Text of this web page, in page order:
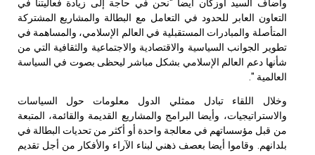
وأضاف السيد أوزكان أيضا "نحن في حاجة إلى زيادة فعاليتنا في
التعاون العابر للحدود في التعامل مع البطالة والمشاريع المشتركة
المتأصلة والمبادرات المستقبلية في العالم الإسلامي، والمساهمة في
تطوير الجوانب السياسية والاقتصادية والاجتماعية والثقافية التي من
شأنها دعم العالم الإسلامي بشكل مباشر ليحظى بصوت في السياسة
العالمية ".
وخلال اللقاء تبادل ممثلي الدول معلومات حول السياسات
والاستراتيجيات، وأيضا البرامج والمشاريع القديمة والقائمة، المتبعة
من قبل مؤسساتهم في معالجة واحدة أو أكثر من تحديات البطالة في
بلدانهم. وقاموا أيضا بعصف ذهني لبناء الآراء والأفكار من أجل تقديم